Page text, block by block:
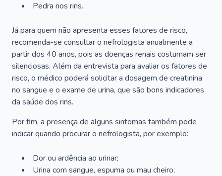
Pedra nos rins.
Já para quem não apresenta esses fatores de risco,
recomenda-se consultar o nefrologista anualmente a
partir dos 40 anos, pois as doenças renais costumam ser
silenciosas. Além da entrevista para avaliar os fatores de
risco, o médico poderá solicitar a dosagem de creatinina
no sangue e o exame de urina, que são bons indicadores
da saúde dos rins.
Por fim, a presença de alguns sintomas também pode
indicar quando procurar o nefrologista, por exemplo:
Dor ou ardência ao urinar;
Urina com sangue, espuma ou mau cheiro;